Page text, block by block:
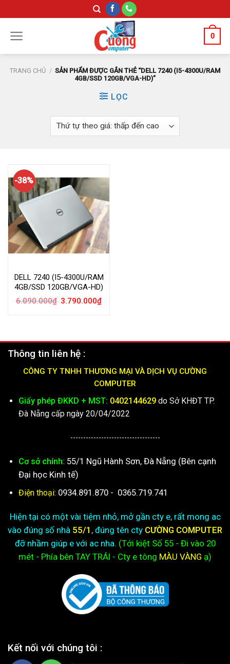
to
content
0
TRANG CHỦ / SẢN PHẨM ĐƯỢC GẮN THẺ “DELL 7240 (I5-4300U/RAM
4GB/SSD 120GB/VGA-HD)”
LỌC
-38%
DELL 7240 (I5-4300U/RAM
4GB/SSD 120GB/VGA-HD)
6.090.000₫ Giá
3.790.000₫Giá
Thông tin liên hệ :
CÔNG TY TNHH THƯƠNG MẠI VÀ DỊCH VỤ CƯỜNG
COMPUTER
Giấy phép ĐKKD + MST: 0402144629do Sở KHĐT TP.
Đà Nẵng cấp ngày 20/04/2022
-----------------------------------
Cơ sở chính: 55/1 Ngũ Hành Sơn, Đà Nẵng (Bên cạnh
Đại học Kinh tế)
Điện thoại: 0934.891.870 - 0365.719.741
Hiện tại có một vài tiệm nhỏ, mở gần cty e, rất mong ac
vào đúng số nhà 55/1 , đúng tên cty CƯỜNG COMPUTER
đỡ nhầm giúp e với ac nha. (Tới kiệtSố 55 - Đi vào 20
mét - Phía bên TAY TRÁI - Cty e tông MÀU VÀNG ạ)
Kết nối với chúng tôi :